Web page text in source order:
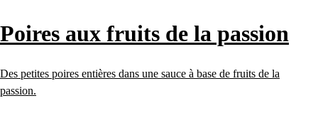
Poires aux fruits de la passion
Des petites poires entières dans une sauce à base de fruits de la
passion.